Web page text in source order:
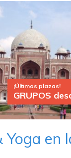
¡Últimas plazas!
GRUPOS
Yoga en